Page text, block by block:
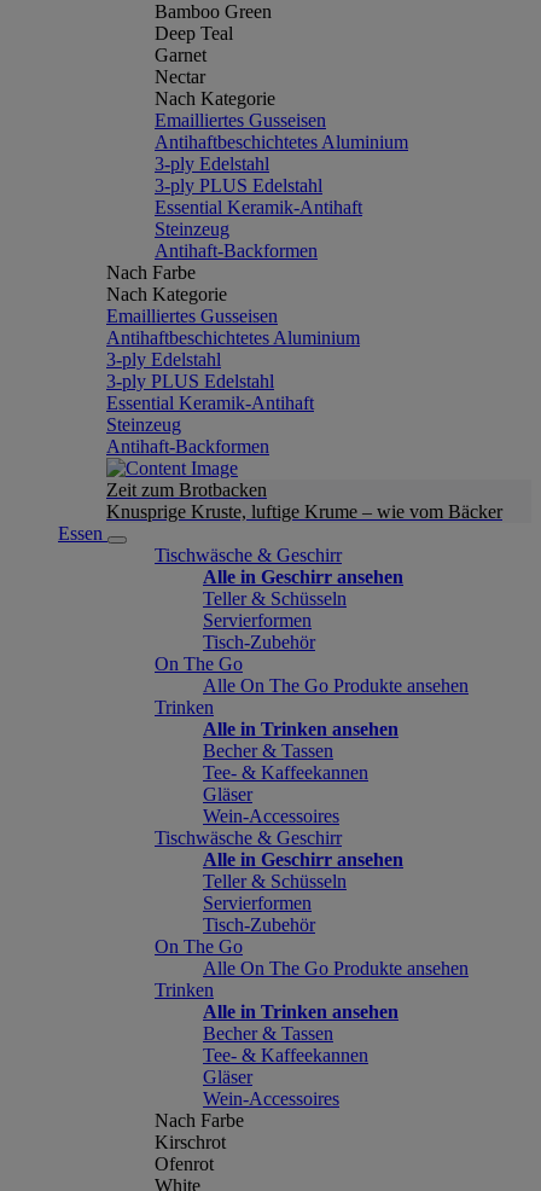
Bamboo Green
Deep Teal
Garnet
Nectar
Nach Kategorie
Emailliertes Gusseisen
Antihaftbeschichtetes Aluminium
3-ply Edelstahl
3-ply PLUS Edelstahl
Essential Keramik-Antihaft
Steinzeug
Antihaft-Backformen
Nach Farbe
Nach Kategorie
Emailliertes Gusseisen
Antihaftbeschichtetes Aluminium
3-ply Edelstahl
3-ply PLUS Edelstahl
Essential Keramik-Antihaft
Steinzeug
Antihaft-Backformen
Zeit zum Brotbacken
Knusprige Kruste, luftige Krume – wie vom Bäcker
Essen
Tischwäsche & Geschirr
Alle in Geschirr ansehen
Teller & Schüsseln
Servierformen
Tisch-Zubehör
On The Go
Alle On The Go Produkte ansehen
Trinken
Alle in Trinken ansehen
Becher & Tassen
Tee- & Kaffeekannen
Gläser
Wein-Accessoires
Tischwäsche & Geschirr
Alle in Geschirr ansehen
Teller & Schüsseln
Servierformen
Tisch-Zubehör
On The Go
Alle On The Go Produkte ansehen
Trinken
Alle in Trinken ansehen
Becher & Tassen
Tee- & Kaffeekannen
Gläser
Wein-Accessoires
Nach Farbe
Kirschrot
Ofenrot
White